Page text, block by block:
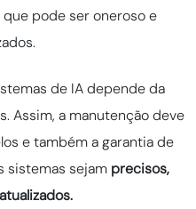
que pode ser oneroso e
de IA depende da
Assim, a manutenção deve
e também a garantia de
sistemas sejam precisos,